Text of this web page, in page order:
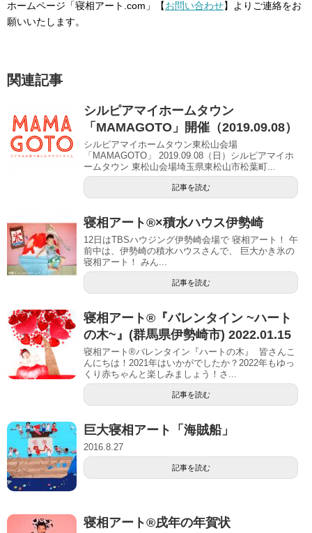
ホームページ「寝相アート.com」【お問い合わせ】よりご連絡をお
願いいたします。
関連記事
シルピアマイホームタウン
「MAMAGOTO」開催（2019.09.08）
シルピアマイホームタウン東松山会場
「MAMAGOTO」 2019.09.08（日）シルピアマイホ
ームタウン 東松山会場埼玉県東松山市松葉町...
記事を読む
寝相アート®︎×積水ハウス伊勢崎
12日はTBSハウジング伊勢崎会場で 寝相アート！ 午
前中は、伊勢崎の積水ハウスさんで、 巨大かき氷の
寝相アート！ みん...
記事を読む
寝相アート®︎『バレンタイン ~ハート
の木~』(群馬県伊勢崎市) 2022.01.15
寝相アート®バレンタイン『ハートの木』 皆さんこ
んにちは！2021年はいかがでしたか？2022年もゆっ
くり赤ちゃんと楽しみましょう！さ...
記事を読む
巨大寝相アート「海賊船」
2016.8.27
記事を読む
寝相アート®戌年の年賀状